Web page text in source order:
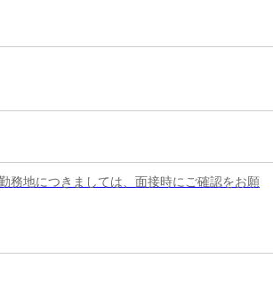
務地につきましては、面接時にご確認をお願